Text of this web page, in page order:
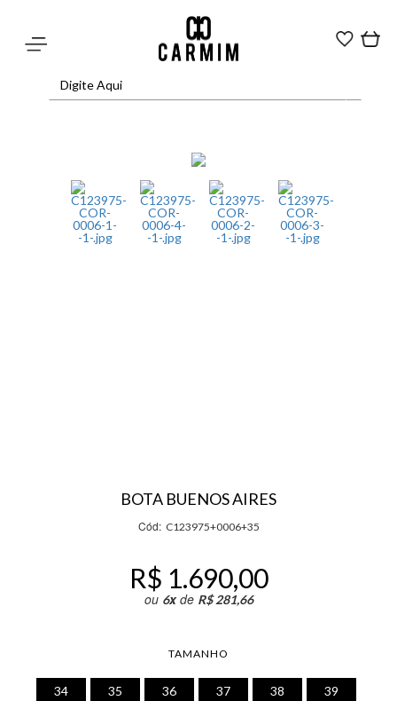
BOTA BUENOS AIRES
Cód: C123975+0006+35
R$ 1.690,00
ou 6xde R$ 281,66
TAMANHO
34 35 36 37 38 39